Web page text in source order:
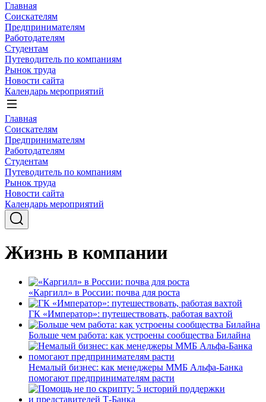
Главная
Соискателям
Предпринимателям
Работодателям
Студентам
Путеводитель по компаниям
Рынок труда
Новости сайта
Календарь мероприятий
Главная
Соискателям
Предпринимателям
Работодателям
Студентам
Путеводитель по компаниям
Рынок труда
Новости сайта
Календарь мероприятий
Жизнь в компании
«Каргилл» в России: почва для роста
ГК «Император»: путешествовать, работая вахтой
Больше чем работа: как устроены сообщества Билайна
Немалый бизнес: как менеджеры ММБ Альфа-Банка
помогают предпринимателям расти